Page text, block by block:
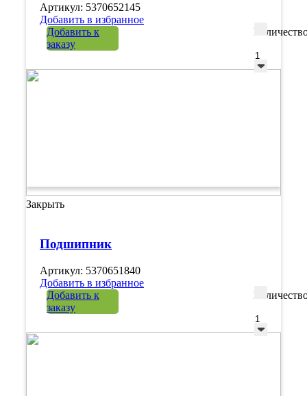
Артикул: 5370652145
Добавить в избранное
Добавить к
заказу
Закрыть
Подшипник
Артикул: 5370651840
Добавить в избранное
Добавить к
заказу